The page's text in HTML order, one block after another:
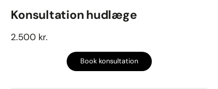
Konsultation hudlæge
2.500 kr.
Book konsultation